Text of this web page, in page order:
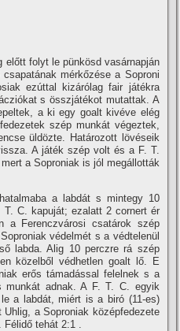
folyt le pünkösd vasárnapján
mérkőzése a Soproni
ezúttal kizárólag fair játékra
s összjátékot mutattak. A
a ki egy goalt kivéve elég
szép munkát végeztek,
üldözte. Határozott lövéseik
A játék szép volt és a F. T.
a Soproniak is jól megállották
a labdát s mintegy 10
C. kapuját; ezalatt 2 cornert ér
a Ferenczvárosi csatárok szép
védelmét s a védtelenül
labda. Alig 10 perczre rá szép
közelből védhetlen goalt lő. E
erős támadással felelnek s a
munkát adnak. A F. T. C. egyik
a labdát, miért is a biró (11-es)
a Soproniak középfedezete
Félidő tehát 2:1 .